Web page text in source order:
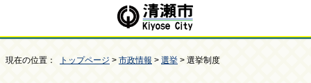
現在の位置： トップページ > 市政情報 > 選挙 > 選挙制度